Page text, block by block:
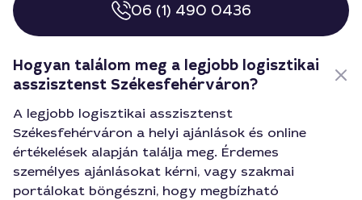
06 (1) 490 0436
Hogyan találom meg a legjobb logisztikai
asszisztenst Székesfehérváron?
A legjobb logisztikai asszisztenst
Székesfehérváron a helyi ajánlások és online
értékelések alapján találja meg. Érdemes
személyes ajánlásokat kérni, vagy szakmai
portálokat böngészni, hogy megbízható